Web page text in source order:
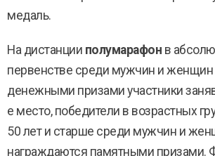
медаль.
На дистанции полумарафон в
первенстве среди мужчин и женщин
денежными призами участники
е место, победители в возрастных
50 лет и старше среди мужчин и
награждаются памятными призами.